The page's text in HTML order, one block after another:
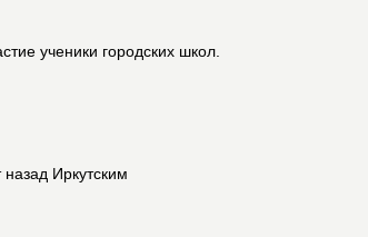
ученики городских школ.
Иркутским